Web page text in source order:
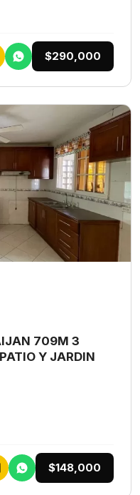
$290,000
709M 3
Y JARDIN
$148,000